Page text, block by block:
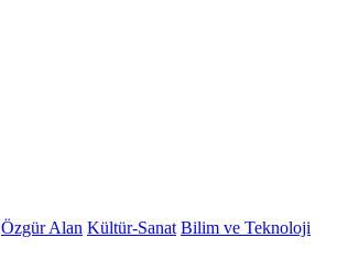
Özgür Alan Kültür-Sanat Bilim ve Teknoloji